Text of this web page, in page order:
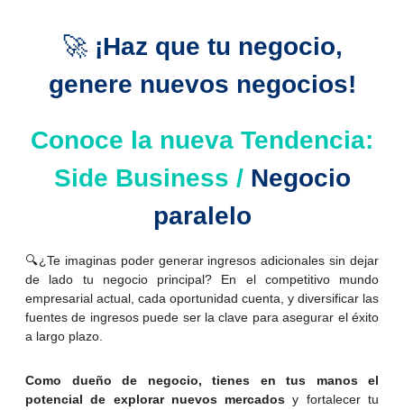
🚀¡Haz que tu negocio,
genere nuevos negocios!
Conoce la nueva Tendencia:
Side Business / Negocio
paralelo
🔍¿Te imaginas poder generar ingresos adicionales sin dejar
de lado tu negocio principal? En el competitivo mundo
empresarial actual, cada oportunidad cuenta, y diversificar las
fuentes de ingresos puede ser la clave para asegurar el éxito
a largo plazo.
Como dueño de negocio, tienes en tus manos el
potencial de explorar nuevos mercados y fortalecer tu